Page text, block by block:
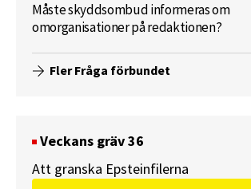
Måste skyddsombud informeras om
omorganisationer på redaktionen?
Fler Fråga förbundet
Veckans gräv 36
Att granska Epsteinfilerna